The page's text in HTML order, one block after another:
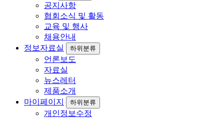
공지사항
협회소식 및 활동
교육 및 행사
채용안내
정보자료실
하위분류
언론보도
자료실
뉴스레터
제품소개
마이페이지
하위분류
개인정보수정